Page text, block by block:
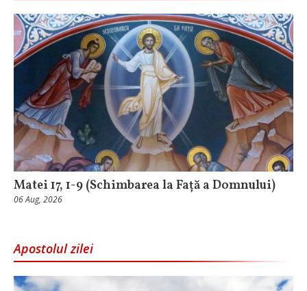
Matei 17, 1-9 (Schimbarea la Față a Domnului)
06 Aug, 2026
Apostolul zilei